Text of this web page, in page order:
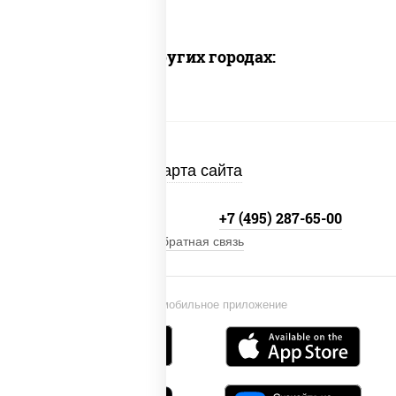
Доставка в других городах:
Карта сайта
Установи мобильное приложение
+7 (495) 287-65-00
Обратная связь